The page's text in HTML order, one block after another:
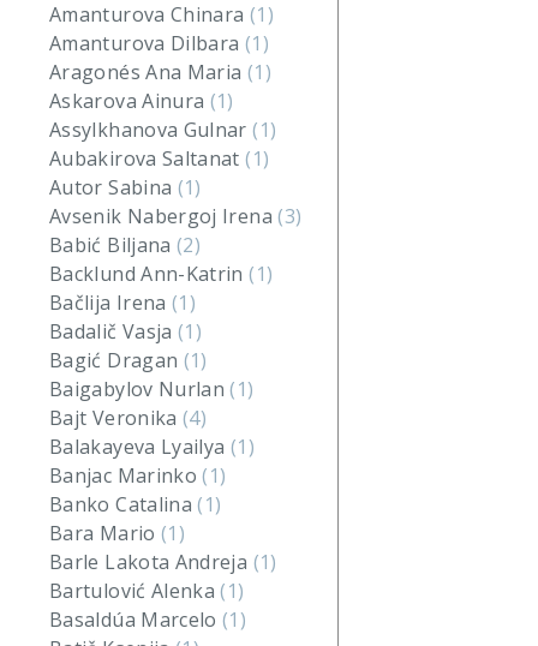
Amanturova Chinara (1)
Amanturova Dilbara (1)
Aragonés Ana Maria (1)
Askarova Ainura (1)
Assylkhanova Gulnar(1)
Aubakirova Saltanat(1)
Autor Sabina (1)
Avsenik Nabergoj Irena(3)
Babić Biljana(2)
Backlund Ann-Katrin(1)
Bačlija Irena(1)
Badalič Vasja(1)
Bagić Dragan (1)
Baigabylov Nurlan(1)
Bajt Veronika(4)
Balakayeva Lyailya (1)
Banjac Marinko(1)
Banko Catalina(1)
Bara Mario (1)
Barle Lakota Andreja (1)
Bartulović Alenka(1)
Basaldúa Marcelo(1)